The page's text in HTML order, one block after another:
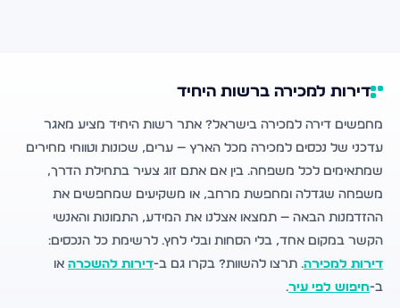
דירות למכירה ברשות היחיד
מחפשים דירה למכירה בישראל? אתר רשות היחיד מציע מאגר
עדכני של נכסים למכירה מכל הארץ — ערים, שכונות וטווחי מחירים
שמתאימים לכל משפחה. בין אם אתם זוג צעיר בתחילת הדרך,
משפחה שגדלה ומחפשת מרחב, או משקיעים שמחפשים את
ההזדמנות הבאה — תמצאו אצלנו את המידע, התמונות והאנשי
הקשר במקום אחד, בלי הסחות ובלי לחץ. לרשימת כל הנכסים:
דירות למכירה. תרצו להשוות? בקרו גם ב-דירות להשכרה או
ב-חיפוש לפי עיר.